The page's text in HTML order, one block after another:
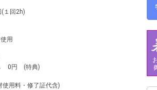
１回2h)
用
0円 (特典)
用料・修了証代含)